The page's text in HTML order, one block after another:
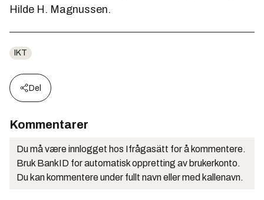
Hilde H. Magnussen.
IKT
Del
Kommentarer
Du må være innlogget hos Ifrågasätt for å kommentere.
Bruk BankID for automatisk oppretting av brukerkonto.
Du kan kommentere under fullt navn eller med kallenavn.